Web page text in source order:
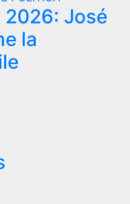
2026: José
la